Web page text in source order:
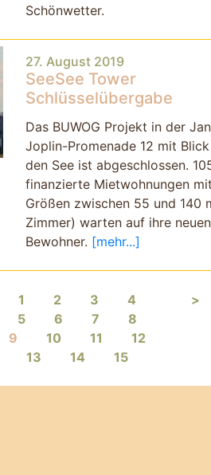
Schönwetter.
27. August 2019
SeeSee Tower
Schlüsselübergabe
Das BUWOG Projekt in der
Joplin-Promenade 12 mit
den See ist abgeschlossen.
finanzierte Mietwohnungen
Größen zwischen 55 und 140
Zimmer) warten auf ihre neuen
Bewohner. [mehr...]
1 2 3
4
5
6 7
8
9
10 11
12
13
14 15
>